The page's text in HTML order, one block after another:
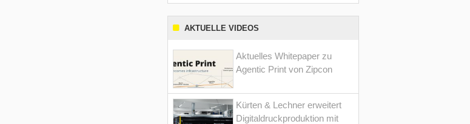
AKTUELLE VIDEOS
Aktuelles Whitepaper zu
Agentic Print von Zipcon
Kürten & Lechner erweitert
Digitaldruckproduktion mit